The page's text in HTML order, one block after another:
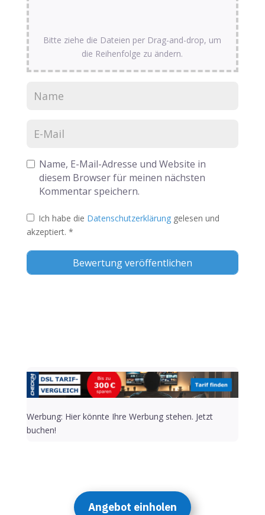
Bitte ziehe die Dateien per Drag-and-drop, um
die Reihenfolge zu ändern.
Name, E-Mail-Adresse und Website in
diesem Browser für meinen nächsten
Kommentar speichern.
Ich habe die Datenschutzerklärung gelesen und
akzeptiert. *
Werbung: Hier könnte Ihre Werbung stehen. Jetzt
buchen!
Angebot einholen